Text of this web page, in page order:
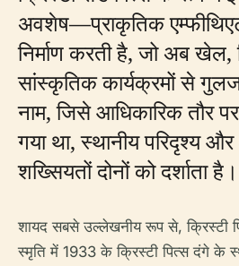
अवशेष—प्राकृतिक
निर्माण करती है, जो अब
सांस्कृतिक कार्यक्रमों से
नाम, जिसे आधिकारिक तौर
गया था, स्थानीय परिदृश्य
शख्सियतों दोनों को दर्शाता है।
शायद सबसे उल्लेखनीय रूप से, क्रिस्टी
स्मृति में 1933 के क्रिस्टी पित्स दंगे